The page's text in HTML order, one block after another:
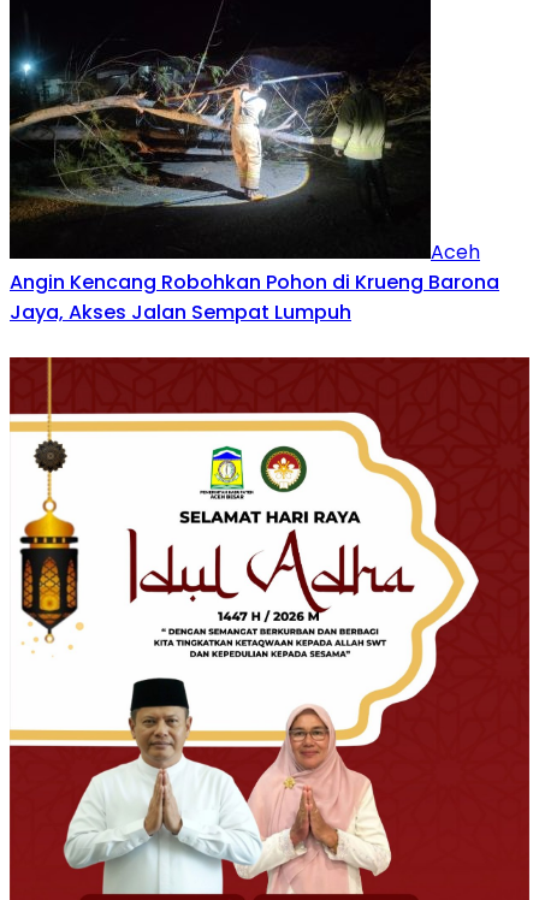
Aceh
Angin Kencang Robohkan Pohon di Krueng Barona
Jaya, Akses Jalan Sempat Lumpuh